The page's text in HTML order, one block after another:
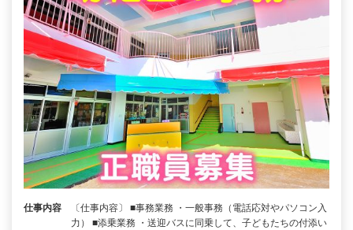
仕事内容
〔仕事内容〕 ■事務業務 ・一般事務（電話応対やパソコン入
力） ■添乗業務 ・送迎バスに同乗して、子どもたちの付添い